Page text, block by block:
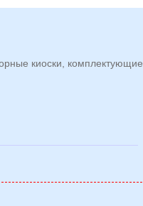
киоски, комплектующие